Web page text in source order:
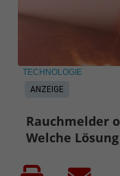
ANZEIGE
TECHNOLOGIE
Rauchmelder
Welche